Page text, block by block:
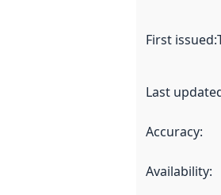
First issued:
Last
Accuracy:
Availability: